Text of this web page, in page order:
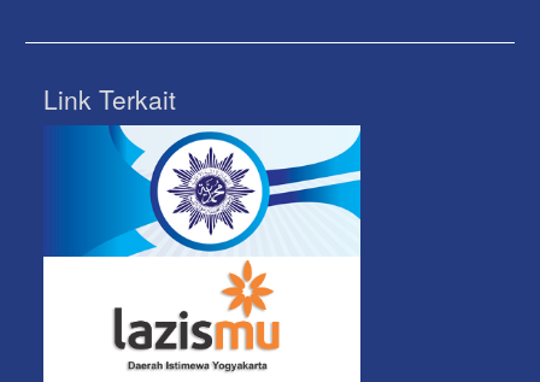
Link Terkait